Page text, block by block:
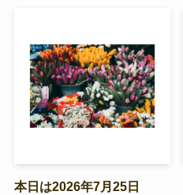
本日は2026年7月25日